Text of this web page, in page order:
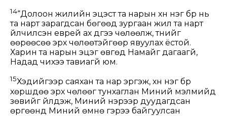
14“Долоон жилийн эцэст та нарын хүн нэг бүр нь
та нарт зарагдсан бөгөөд зургаан жил та нарт
үйлчилсэн еврей ах дүүгээ чөлөөлж, түүнийг
өөрөөсөө эрх чөлөөтэйгөөр явуулах ёстой.
Харин та нарын эцэг өвгөд Намайг дагаагүй,
Надад чихээ тавиагүй юм.
15Хэдийгээр саяхан та нар эргэж, хүн нэг бүр
хөршдөө эрх чөлөөг тунхаглан Миний мэлмийд
зөвийг үйлдэж, Миний нэрээр дуудагдсан
өргөөнд Миний өмнө гэрээ байгуулсан